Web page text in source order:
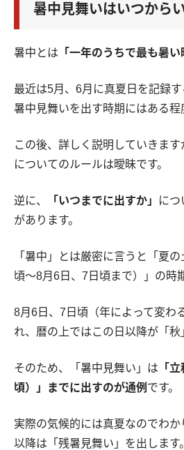
暑中見舞いはいつから
暑中とは 「一年のうちで最も暑い
最近は5月、6月に真夏日を記録す
暑中見舞いを出す時期にはある程
この後、詳しく説明していきます
についてのルールは曖昧です。
逆に、 「いつまでに出すか」
につ
があります。
「暑中」とは厳密に言うと「夏
頃〜8月6日、7日頃まで）」の時
8月6日、7日頃（年によって変わ
れ、暦の上ではこの日以降が「秋
そのため、「暑中見舞い」は 「
頃）」までに出すのが通例 です。
実際の気候的には真夏なのでわ
以降は「残暑見舞い」を出します。